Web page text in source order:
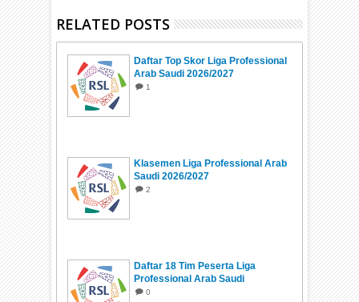
RELATED POSTS
Daftar Top Skor Liga Professional
Arab Saudi 2026/2027
1
Klasemen Liga Professional Arab
Saudi 2026/2027
2
Daftar 18 Tim Peserta Liga
Professional Arab Saudi
2026/2027
0